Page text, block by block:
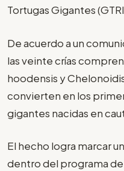
Tortugas Gigantes
De acuerdo a un
las veinte crías
hoodensis y
convierten en los
gigantes nacidas en
El hecho logra marcar
dentro del programa